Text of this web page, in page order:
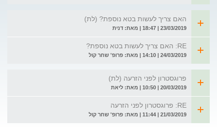
האם צריך לעשות בטא נוספת? (לת)
23/03/2019 | 18:47 | מאת: דנית
RE: האם צריך לעשות בטא נוספת?
24/03/2019 | 14:10 | מאת: פרופ' שחר קול
פרוגסטרון לפני הזרעה (לת)
20/03/2019 | 10:50 | מאת: ליאת
RE: פרוגסטרון לפני הזרעה
21/03/2019 | 11:44 | מאת: פרופ' שחר קול